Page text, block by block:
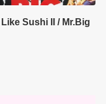
Sushi II / Mr.Big